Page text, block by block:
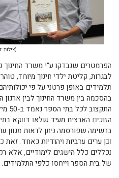
(צילום:
הפרמטרים שנבדקו ע"י משרד החינוך
לבגרות, קליטת ילדי חינוך מיוחד,
תלמידים באופן פרטני על פי
בהסכמה בין משרד החינוך לבין
הזוכים הארצית מעיד שלאו דווקא
ברשימה שפורסמה ניתן לראות מגוון
וכן ערים ערביות ויהודיות כאחד.
נכללים כלל הישגים לימודיים, אלא
של בית הספר וייחסו כלפי התלמידים.